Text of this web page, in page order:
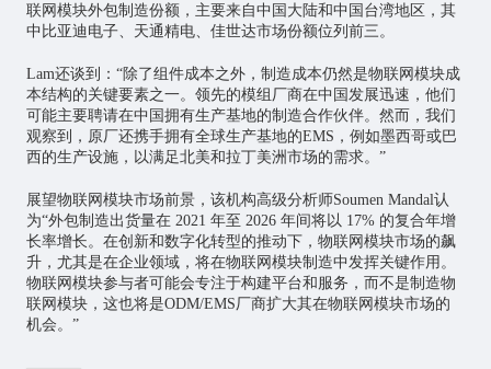
联网模块外包制造份额，主要来自中国大陆和中国台湾地区，其
中比亚迪电子、天通精电、佳世达市场份额位列前三。
Lam还谈到：“除了组件成本之外，制造成本仍然是物联网模块成
本结构的关键要素之一。领先的模组厂商在中国发展迅速，他们
可能主要聘请在中国拥有生产基地的制造合作伙伴。然而，我们
观察到，原厂还携手拥有全球生产基地的EMS，例如墨西哥或巴
西的生产设施，以满足北美和拉丁美洲市场的需求。”
展望物联网模块市场前景，该机构高级分析师Soumen Mandal认
为“外包制造出货量在 2021 年至 2026 年间将以 17% 的复合年增
长率增长。在创新和数字化转型的推动下，物联网模块市场的飙
升，尤其是在企业领域，将在物联网模块制造中发挥关键作用。
物联网模块参与者可能会专注于构建平台和服务，而不是制造物
联网模块，这也将是ODM/EMS厂商扩大其在物联网模块市场的
机会。”